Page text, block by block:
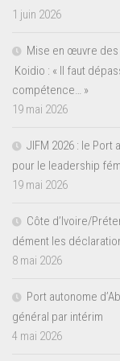
1 juin 2026
Mise en œuvre
Koidio : « Il faut
compétence… »
19 mai 2026
JIFM 2026 : le Port
pour le leadership
19 mai 2026
Côte d’Ivoire/
dément les
8 mai 2026
Port autonome
général par intérim
4 mai 2026